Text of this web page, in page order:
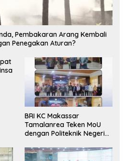
Pembakaran Arang Kembali
Penegakan Aturan?
BRI KC Makassar
Tamalanrea Teken MoU
dengan Politeknik Negeri
Layanan Perbankan